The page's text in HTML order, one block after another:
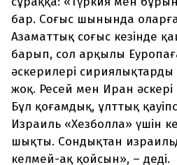
бар. Соғыс шынында оларға
Азаматтық соғыс кезінде
барып, сол арқылы Еуропаға
әскерилері сириялықтарды
жоқ. Ресей мен Иран
Бұл қоғамдық, ұлттық
Израиль «Хезболла» үшін
шықты. Сондықтан
келмей-ақ қойсын», – деді.